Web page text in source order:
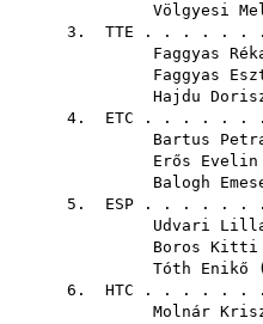
Völgyesi
3. TTE . . . . . . .
Faggyas
Faggyas
Hajdu
4. ETC . . . . . . .
Bartus
Erős Evelin
Balogh
5. ESP . . . . . . .
Udvari
Boros Kitti
Tóth Enikő (
6. HTC . . . . . . .
Molnár